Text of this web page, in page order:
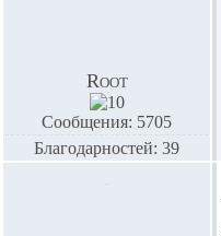
Root
Сообщения: 5705
Благодарностей: 39